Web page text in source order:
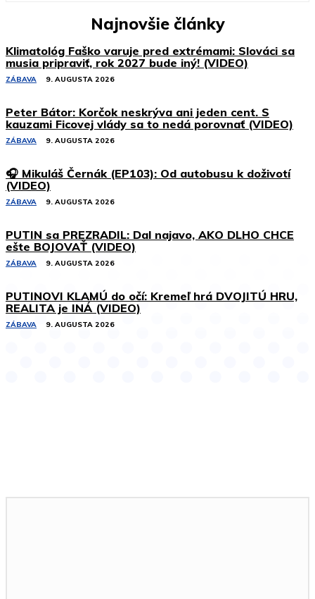
Najnovšie články
Klimatológ Faško varuje pred extrémami: Slováci sa
musia pripraviť, rok 2027 bude iný! (VIDEO)
ZÁBAVA 9. AUGUSTA 2026
Peter Bátor: Korčok neskrýva ani jeden cent. S
kauzami Ficovej vlády sa to nedá porovnať (VIDEO)
ZÁBAVA 9. AUGUSTA 2026
🎧 Mikuláš Černák (EP103): Od autobusu k doživotí
(VIDEO)
ZÁBAVA 9. AUGUSTA 2026
PUTIN sa PREZRADIL: Dal najavo, AKO DLHO CHCE
ešte BOJOVAŤ (VIDEO)
ZÁBAVA 9. AUGUSTA 2026
PUTINOVI KLAMÚ do očí: Kremeľ hrá DVOJITÚ HRU,
REALITA je INÁ (VIDEO)
ZÁBAVA 9. AUGUSTA 2026